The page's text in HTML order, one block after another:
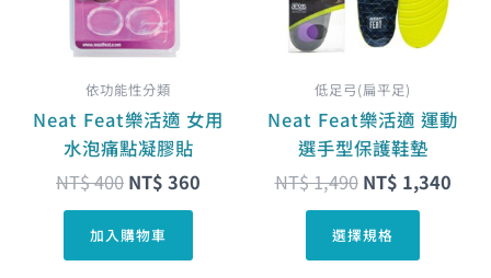
依功能性分類
Neat Feat樂活適 女用
水泡痛點凝膠貼
NT$400 NT$ 360
加入購物車
低足弓(扁平足)
Neat Feat樂活適 運動
選手型保護鞋墊
NT$1,490 NT$ 1,340
選擇規格
款
在
產
品
頁
選